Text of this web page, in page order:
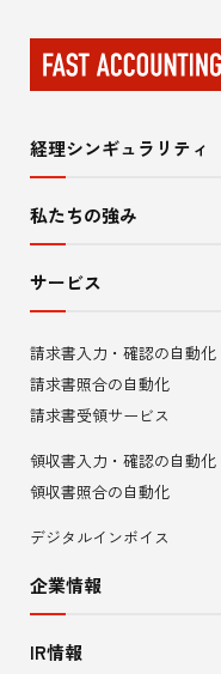
サ
イ
内
メ
ニ
ュ
ー
経理シンギュラリティ
私たちの強み
サービス
請求書入力・確認の自動化
請求書照合の自動化
請求書受領サービス
領収書入力・確認の自動化
領収書照合の自動化
デジタルインボイス
企業情報
IR情報